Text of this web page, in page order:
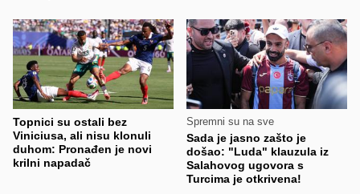
Topnici su ostali bez
Viniciusa, ali nisu klonuli
duhom: Pronađen je novi
krilni napadač
Spremni su na sve
Sada je jasno zašto je
došao: "Luda" klauzula iz
Salahovog ugovora s
Turcima je otkrivena!